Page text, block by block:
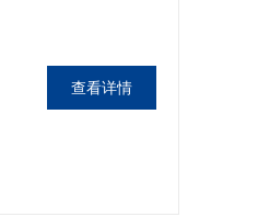
查看详情